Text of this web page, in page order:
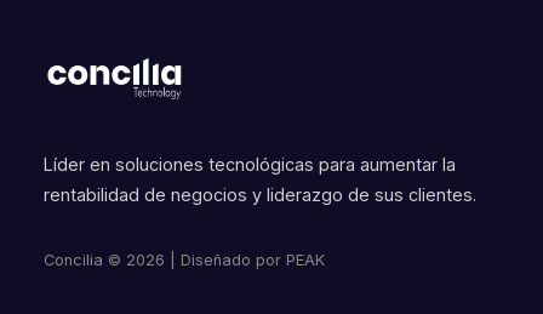
Líder en soluciones tecnológicas para aumentar la
rentabilidad de negocios y liderazgo de sus clientes.
Concilia © 2026 | Diseñado por PEAK